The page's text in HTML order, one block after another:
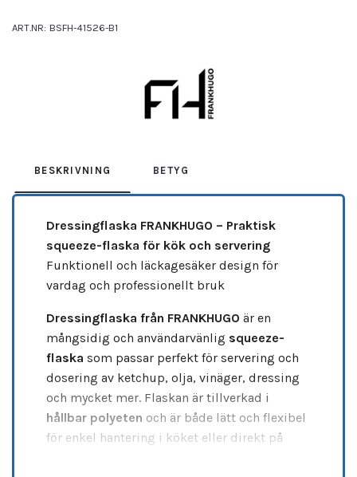
ART.NR: BSFH-41526-B1
BESKRIVNING BETYG
Dressingflaska FRANKHUGO – Praktisk
squeeze-flaska för kök och servering
Funktionell och läckagesäker design för
vardag och professionellt bruk
Dressingflaska från FRANKHUGO är en
mångsidig och användarvänlig squeeze-
flaska som passar perfekt för servering och
dosering av ketchup, olja, vinäger, dressing
och mycket mer. Flaskan är tillverkad i
hållbar polyeten och är både lätt och flexibel
för enkel hantering i köket eller direkt på